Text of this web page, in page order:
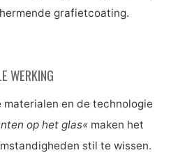
grafietcoating.
WERKING
en de technologie
op het glas« maken het
stil te wissen.